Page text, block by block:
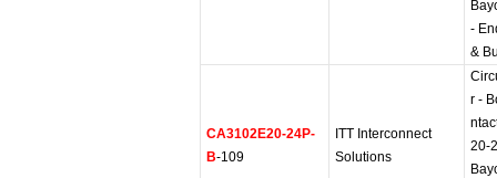
-
&
CA3102E20-24P-
B-109
ITT Interconnect
Solutions
r -
20-